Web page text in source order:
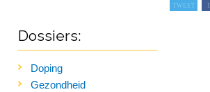
Dossiers:
Doping
Gezondheid